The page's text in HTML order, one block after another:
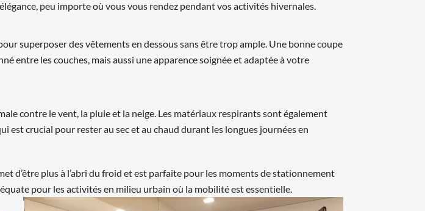
peu importe où vous vous rendez pendant vos activités hivernales.
superposer des vêtements en dessous sans être trop ample. Une bonne coupe
entre les couches, mais aussi une apparence soignée et adaptée à votre
contre le vent, la pluie et la neige. Les matériaux respirants sont également
est crucial pour rester au sec et au chaud durant les longues journées en
d’être plus à l’abri du froid et est parfaite pour les moments de stationnement
pour les activités en milieu urbain où la mobilité est essentielle.